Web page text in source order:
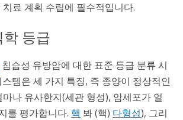
료 계획 수립에 필수적입니다.
학 등급
침습성 유방암에 대한 표준 등급 분류 시
템은 세 가지 특징, 즉 종양이 정상적인
나 유사한지(세관 형성), 암세포가 얼
를 평가합니다. 핵 봐 (핵) 다형성), 그리